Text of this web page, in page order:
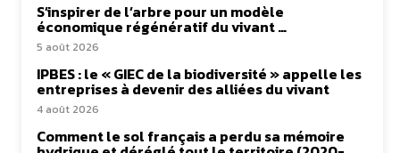
S’inspirer de l’arbre pour un modèle
économique régénératif du vivant …
5 août 2026
IPBES : le « GIEC de la biodiversité » appelle les
entreprises à devenir des alliées du vivant
4 août 2026
Comment le sol français a perdu sa mémoire